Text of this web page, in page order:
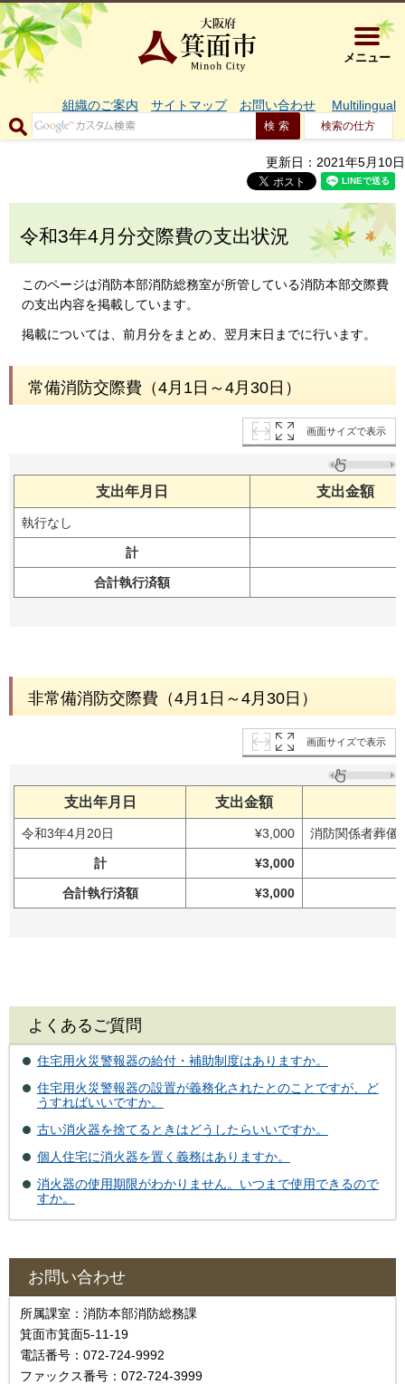
大阪府箕
メニュー
組織のご案内 サイトマップ お問い合わせ Multilingual
検索の仕方
更新日：2021年5月10日
令和3年4月分交際費の支出状況
このページは消防本部消防総務室が所管している消防本部交際費
の支出内容を掲載しています。
掲載については、前月分をまとめ、翌月末日までに行います。
常備消防交際費（4月1日～4月30日）
画面サイズで表示
支出年月日 支出金額
執行なし
計
合計執行済額
非常備消防交際費（4月1日～4月30日）
画面サイズで表示
支出年月日 支出金額
令和3年4月20日 ¥3,000 消防関係者葬儀
計 ¥3,000
合計執行済額 ¥3,000
よくあるご質問
住宅用火災警報器の給付・補助制度はありますか。
住宅用火災警報器の設置が義務化されたとのことですが、ど
うすればいいですか。
古い消火器を捨てるときはどうしたらいいですか。
個人住宅に消火器を置く義務はありますか。
消火器の使用期限がわかりません。いつまで使用できるので
すか。
お問い合わせ
所属課室：消防本部消防総務課
箕面市箕面5-11-19
電話番号：072-724-9992
ファックス番号：072-724-3999